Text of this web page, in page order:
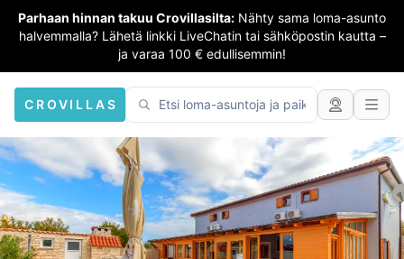
Parhaan hinnan takuu Crovillasilta: Nähty sama loma-asunto
halvemmalla? Lähetä linkki LiveChatin tai sähköpostin kautta –
ja varaa 100 € edullisemmin!
CROVILLAS